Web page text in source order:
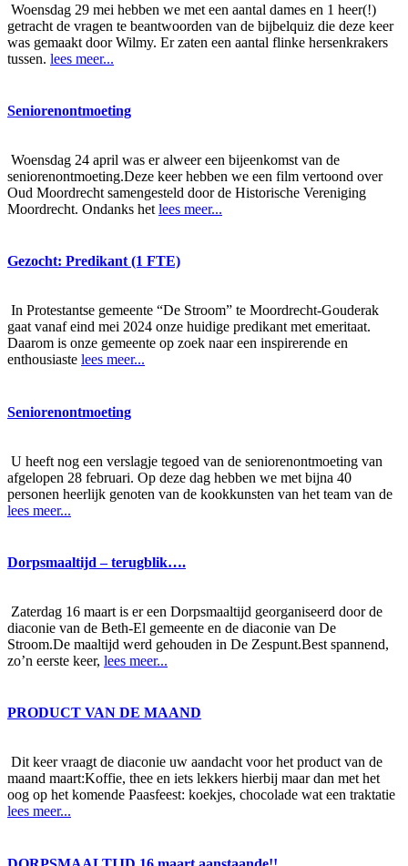
Woensdag 29 mei hebben we met een aantal dames en 1 heer(!)
getracht de vragen te beantwoorden van de bijbelquiz die deze keer
was gemaakt door Wilmy. Er zaten een aantal flinke hersenkrakers
tussen. lees meer...
Seniorenontmoeting
Woensdag 24 april was er alweer een bijeenkomst van de
seniorenontmoeting.Deze keer hebben we een film vertoond over
Oud Moordrecht samengesteld door de Historische Vereniging
Moordrecht. Ondanks het lees meer...
Gezocht: Predikant (1 FTE)
In Protestantse gemeente “De Stroom” te Moordrecht-Gouderak
gaat vanaf eind mei 2024 onze huidige predikant met emeritaat.
Daarom is onze gemeente op zoek naar een inspirerende en
enthousiaste lees meer...
Seniorenontmoeting
U heeft nog een verslagje tegoed van de seniorenontmoeting van
afgelopen 28 februari. Op deze dag hebben we met bijna 40
personen heerlijk genoten van de kookkunsten van het team van de
lees meer...
Dorpsmaaltijd – terugblik….
Zaterdag 16 maart is er een Dorpsmaaltijd georganiseerd door de
diaconie van de Beth-El gemeente en de diaconie van De
Stroom.De maaltijd werd gehouden in De Zespunt.Best spannend,
zo’n eerste keer, lees meer...
PRODUCT VAN DE MAAND
Dit keer vraagt de diaconie uw aandacht voor het product van de
maand maart:Koffie, thee en iets lekkers hierbij maar dan met het
oog op het komende Paasfeest: koekjes, chocolade wat een traktatie
lees meer...